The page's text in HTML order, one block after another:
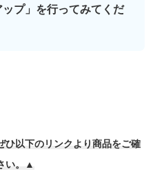
プ」を行ってみてくだ
以下のリンクより商品をご確
い。▲